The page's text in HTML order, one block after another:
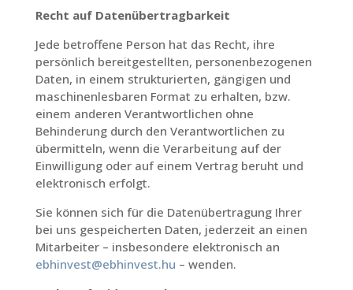
Recht auf Datenübertragbarkeit
Jede betroffene Person hat das Recht, ihre
persönlich bereitgestellten, personenbezogenen
Daten, in einem strukturierten, gängigen und
maschinenlesbaren Format zu erhalten, bzw.
einem anderen Verantwortlichen ohne
Behinderung durch den Verantwortlichen zu
übermitteln, wenn die Verarbeitung auf der
Einwilligung oder auf einem Vertrag beruht und
elektronisch erfolgt.
Sie können sich für die Datenübertragung Ihrer
bei uns gespeicherten Daten, jederzeit an einen
Mitarbeiter – insbesondere elektronisch an
ebhinvest@ebhinvest.hu – wenden.